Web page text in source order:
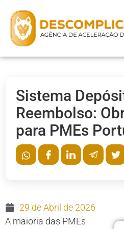
Sistema
Reembolso:
para PMEs
29 de Abril de 2026
A maioria das PMEs